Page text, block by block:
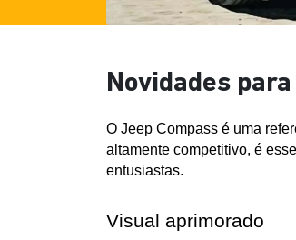
Novidades
O Jeep Compass é uma
altamente competitivo, é
entusiastas.
Visual aprimorado